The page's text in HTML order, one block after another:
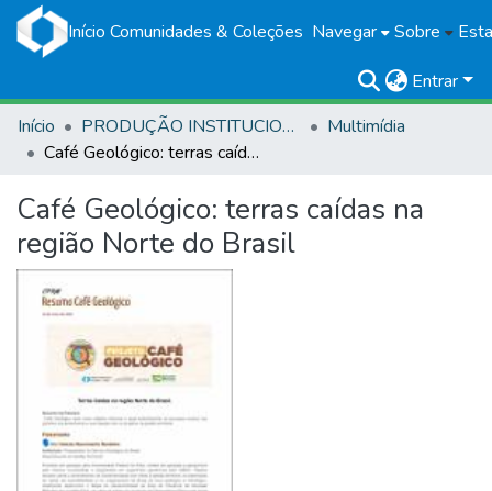
Início Comunidades & Coleções Navegar Sobre
Entrar
Início
PRODUÇÃO INSTITUCIONAL
Multimídia
Café Geológico: terras caídas na região Norte do Brasil
Café Geológico: terras caídas na
região Norte do Brasil